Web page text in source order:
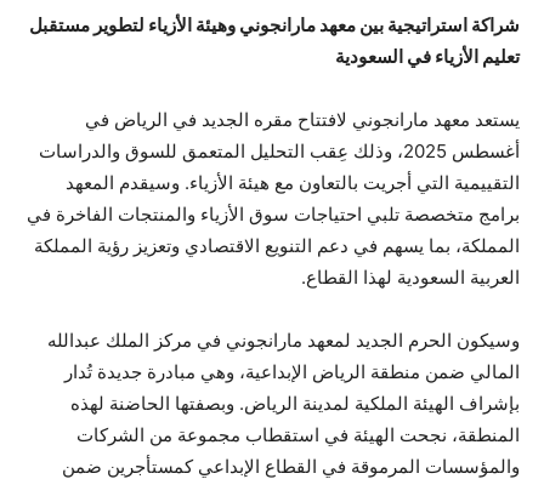
شراكة استراتيجية بين معهد مارانجوني وهيئة الأزياء لتطوير مستقبل
تعليم الأزياء في السعودية
يستعد معهد مارانجوني لافتتاح مقره الجديد في الرياض في
أغسطس 2025، وذلك عِقب التحليل المتعمق للسوق والدراسات
التقييمية التي أجريت بالتعاون مع هيئة الأزياء. وسيقدم المعهد
برامج متخصصة تلبي احتياجات سوق الأزياء والمنتجات الفاخرة في
المملكة، بما يسهم في دعم التنويع الاقتصادي وتعزيز رؤية المملكة
العربية السعودية لهذا القطاع.
وسيكون الحرم الجديد لمعهد مارانجوني في مركز الملك عبدالله
المالي ضمن منطقة الرياض الإبداعية، وهي مبادرة جديدة تُدار
بإشراف الهيئة الملكية لمدينة الرياض. وبصفتها الحاضنة لهذه
المنطقة، نجحت الهيئة في استقطاب مجموعة من الشركات
والمؤسسات المرموقة في القطاع الإبداعي كمستأجرين ضمن